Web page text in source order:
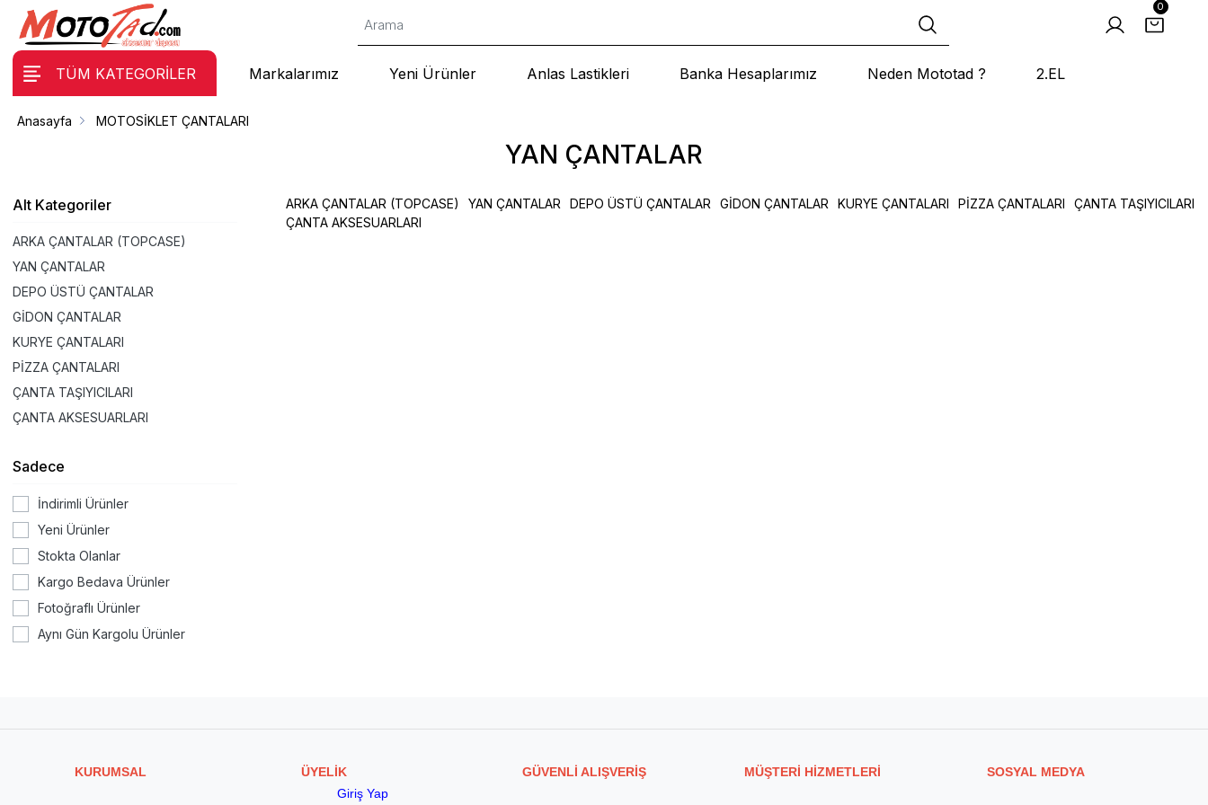
0
TÜM KATEGORİLER Markalarımız Yeni Ürünler Anlas Lastikleri Banka Hesaplarımız Neden Mototad ? 2.EL
YAN ÇANTALAR
Anasayfa MOTOSİKLET ÇANTALARI
Alt Kategoriler
ARKA ÇANTALAR (TOPCASE)
YAN ÇANTALAR
DEPO ÜSTÜ ÇANTALAR
GİDON ÇANTALAR
KURYE ÇANTALARI
PİZZA ÇANTALARI
ÇANTA TAŞIYICILARI
ÇANTA AKSESUARLARI
Sadece
İndirimli Ürünler
Yeni Ürünler
Stokta Olanlar
Kargo Bedava Ürünler
Fotoğraflı Ürünler
Aynı Gün Kargolu Ürünler
ARKA ÇANTALAR (TOPCASE) YAN ÇANTALAR DEPO ÜSTÜ ÇANTALAR GİDON ÇANTALAR KURYE ÇANTALARI PİZZA ÇANTALARI
ÇANTA TAŞIYICILARI
ÇANTA AKSESUARLARI
KURUMSAL ÜYELİK GÜVENLİ ALIŞVERİŞ MÜŞTERİ HİZMETLERİ
SOSYAL MEDYA
Giriş Yap